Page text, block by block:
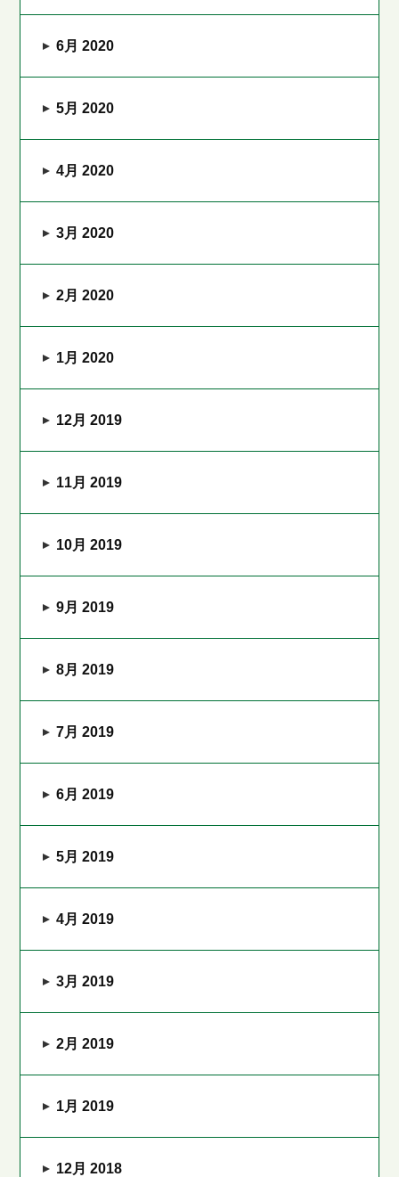
6月 2020
5月 2020
4月 2020
3月 2020
2月 2020
1月 2020
12月 2019
11月 2019
10月 2019
9月 2019
8月 2019
7月 2019
6月 2019
5月 2019
4月 2019
3月 2019
2月 2019
1月 2019
12月 2018